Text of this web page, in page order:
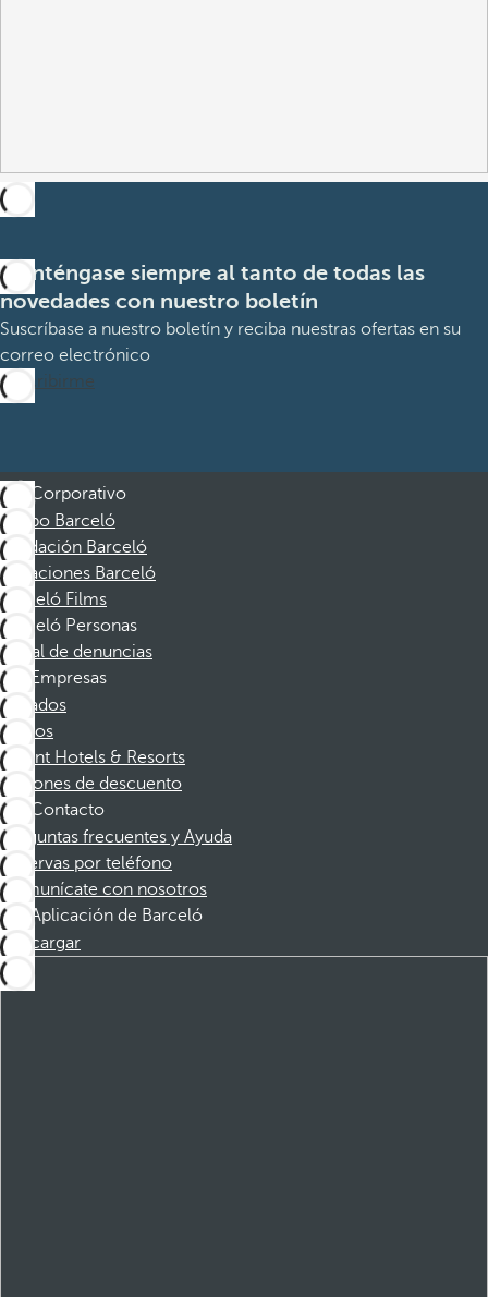
Manténgase siempre al tanto de todas las
novedades con nuestro boletín
Suscríbase a nuestro boletín y reciba nuestras ofertas en su
correo electrónico
Suscribirme
Corporativo
Grupo Barceló
Fundación Barceló
Vacaciones Barceló
Barceló Films
Barceló Personas
Canal de denuncias
Empresas
Afiliados
Socios
Dorint Hotels & Resorts
Cupones de descuento
Contacto
Preguntas frecuentes y Ayuda
Reservas por teléfono
Comunícate con nosotros
Aplicación de Barceló
Descargar